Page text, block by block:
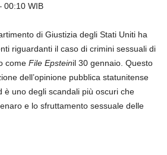
00:10 WIB
di Giustizia degli Stati Uniti ha
riguardanti il ​​caso di crimini sessuali di
come File Epsteinil 30 gennaio. Questo
dell’opinione pubblica statunitense
è uno degli scandali più oscuri che
e lo sfruttamento sessuale delle